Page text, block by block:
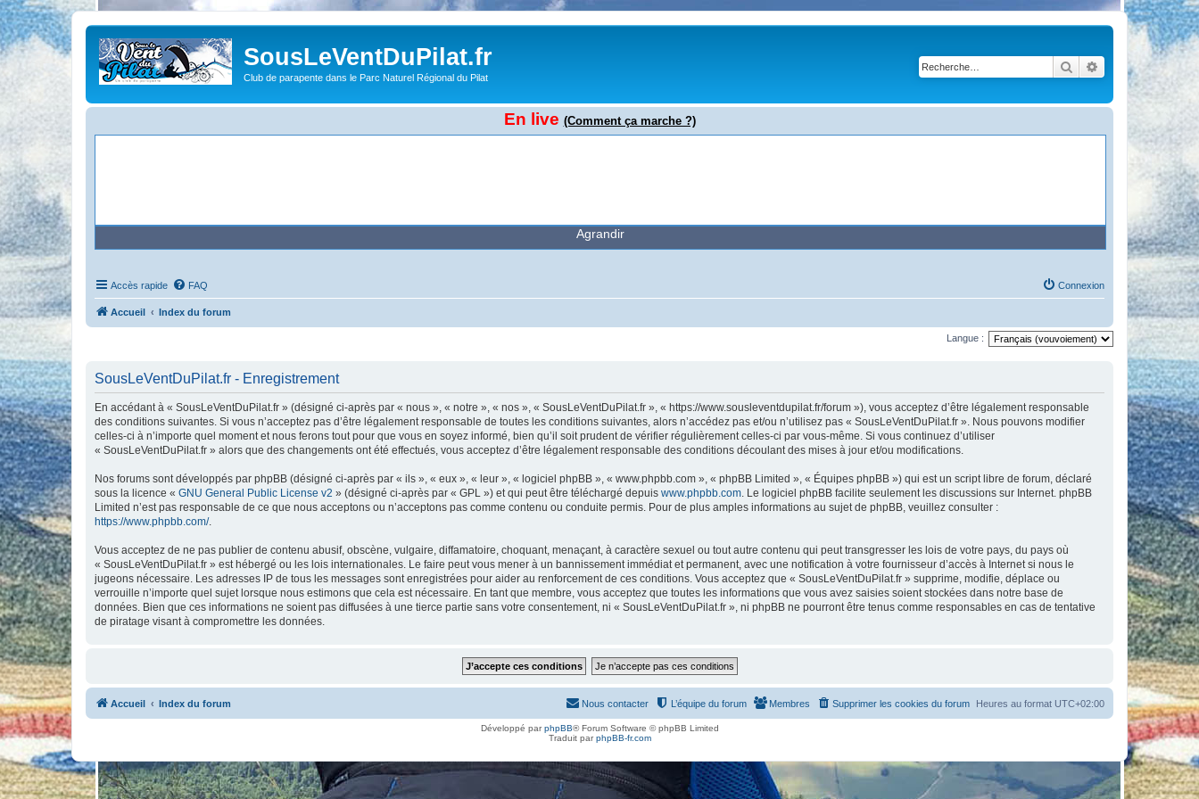
SousLeVentDuPilat.fr
Club de parapente dans le Parc Naturel Régional du Pilat
RechercherRecherche
En live (Comment ça marche ?)
Agrandir
Accès rapide FAQ Connexion
Accueil Index du forum
Langue :
SousLeVentDuPilat.fr - Enregistrement
En accédant à « SousLeVentDuPilat.fr » (désigné ci-après par « nous », « notre », « nos », « SousLeVentDuPilat.fr », « https://www.sousleventdupilat.fr/forum »), vous acceptez d’être légalement responsable
des conditions suivantes. Si vous n’acceptez pas d’être légalement responsable de toutes les conditions suivantes, alors n’accédez pas et/ou n’utilisez pas « SousLeVentDuPilat.fr ». Nous pouvons modifier
celles-ci à n’importe quel moment et nous ferons tout pour que vous en soyez informé, bien qu’il soit prudent de vérifier régulièrement celles-ci par vous-même. Si vous continuez d’utiliser
« SousLeVentDuPilat.fr » alors que des changements ont été effectués, vous acceptez d’être légalement responsable des conditions découlant des mises à jour et/ou modifications.
Nos forums sont développés par phpBB (désigné ci-après par « ils », « eux », « leur », « logiciel phpBB », « www.phpbb.com », « phpBB Limited », « Équipes phpBB ») qui est un script libre de forum, déclaré
sous la licence « GNU General Public License v2 » (désigné ci-après par « GPL ») et qui peut être téléchargé depuis www.phpbb.com. Le logiciel phpBB facilite seulement les discussions sur Internet. phpBB
Limited n’est pas responsable de ce que nous acceptons ou n’acceptons pas comme contenu ou conduite permis. Pour de plus amples informations au sujet de phpBB, veuillez consulter :
https://www.phpbb.com/.
Vous acceptez de ne pas publier de contenu abusif, obscène, vulgaire, diffamatoire, choquant, menaçant, à caractère sexuel ou tout autre contenu qui peut transgresser les lois de votre pays, du pays où
« SousLeVentDuPilat.fr » est hébergé ou les lois internationales. Le faire peut vous mener à un bannissement immédiat et permanent, avec une notification à votre fournisseur d’accès à Internet si nous le
jugeons nécessaire. Les adresses IP de tous les messages sont enregistrées pour aider au renforcement de ces conditions. Vous acceptez que « SousLeVentDuPilat.fr » supprime, modifie, déplace ou
verrouille n’importe quel sujet lorsque nous estimons que cela est nécessaire. En tant que membre, vous acceptez que toutes les informations que vous avez saisies soient stockées dans notre base de
données. Bien que ces informations ne soient pas diffusées à une tierce partie sans votre consentement, ni « SousLeVentDuPilat.fr », ni phpBB ne pourront être tenus comme responsables en cas de tentative
de piratage visant à compromettre les données.
Accueil Index du forum Heures au format UTC+02:00
Supprimer les cookies du forum
Membres
L’équipe du forum
Nous contacter
Développé parphpBB® Forum Software © phpBB Limited
Traduit parphpBB-fr.com